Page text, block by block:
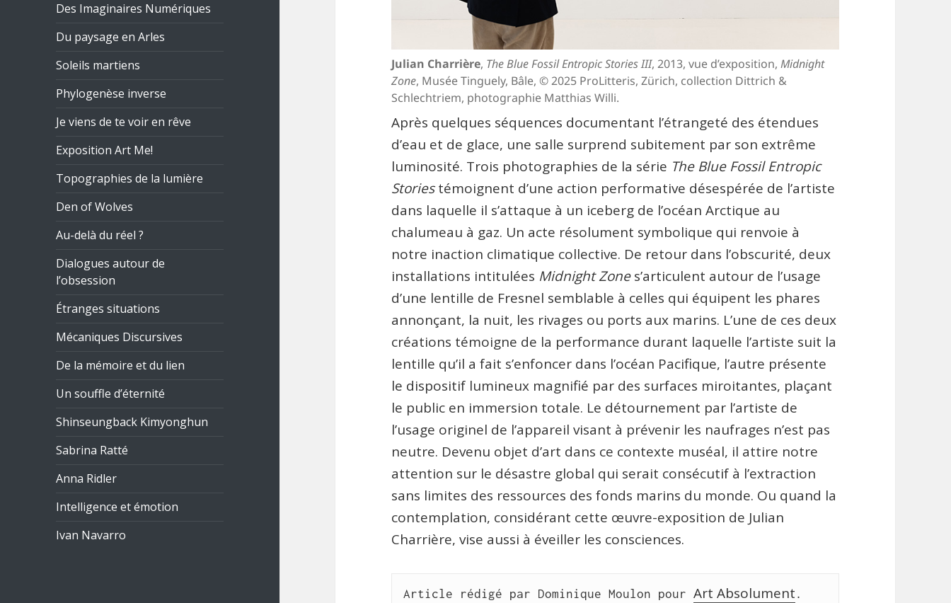
Des Imaginaires Numériques
Du paysage en Arles
Soleils martiens
Phylogenèse inverse
Je viens de te voir en rêve
Exposition Art Me!
Topographies de la lumière
Den of Wolves
Au-delà du réel ?
Dialogues autour de
l’obsession
Étranges situations
Mécaniques Discursives
De la mémoire et du lien
Un souffle d’éternité
Shinseungback Kimyonghun
Sabrina Ratté
Anna Ridler
Intelligence et émotion
Ivan Navarro
Julian Charrière, The Blue Fossil Entropic Stories III, 2013, vue d’exposition,Midnight
Zone, Musée Tinguely, Bâle, © 2025 ProLitteris, Zürich, collection Dittrich &
Schlechtriem, photographie Matthias Willi.
Après quelques séquences documentant l’étrangeté des étendues
d’eau et de glace, une salle surprend subitement par son extrême
luminosité. Trois photographies de la série The Blue Fossil Entropic
Storiestémoignent d’une action performative désespérée de l’artiste
dans laquelle il s’attaque à un iceberg de l’océan Arctique au
chalumeau à gaz. Un acte résolument symbolique qui renvoie à
notre inaction climatique collective. De retour dans l’obscurité, deux
installations intitulées Midnight Zones’articulent autour de l’usage
d’une lentille de Fresnel semblable à celles qui équipent les phares
annonçant, la nuit, les rivages ou ports aux marins. L’une de ces deux
créations témoigne de la performance durant laquelle l’artiste suit la
lentille qu’il a fait s’enfoncer dans l’océan Pacifique, l’autre présente
le dispositif lumineux magnifié par des surfaces miroitantes, plaçant
le public en immersion totale. Le détournement par l’artiste de
l’usage originel de l’appareil visant à prévenir les naufrages n’est pas
neutre. Devenu objet d’art dans ce contexte muséal, il attire notre
attention sur le désastre global qui serait consécutif à l’extraction
sans limites des ressources des fonds marins du monde. Ou quand la
contemplation, considérant cette œuvre-exposition de Julian
Charrière, vise aussi à éveiller les consciences.
Article rédigé par Dominique Moulon pour Art Absolument .